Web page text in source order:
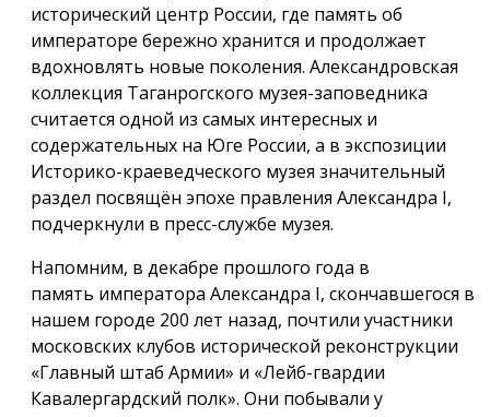
исторический центр России, где память об
императоре бережно хранится и продолжает
вдохновлять новые поколения. Александровская
коллекция Таганрогского музея-заповедника
считается одной из самых интересных и
содержательных на Юге России, а в экспозиции
Историко-краеведческого музея значительный
раздел посвящён эпохе правления Александра I,
подчеркнули в пресс-службе музея.
Напомним, в декабре прошлого года в
память императора Александра I, скончавшегося в
нашем городе 200 лет назад, почтили участники
московских клубов исторической реконструкции
«Главный штаб Армии» и «Лейб-гвардии
Кавалергардский полк». Они побывали у